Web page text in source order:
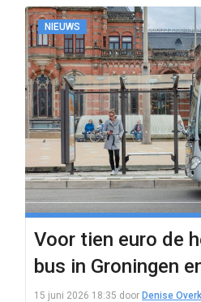
NIEUWS
Voor tien euro de
bus in Groningen
15 juni 2026 18:35 door Denise